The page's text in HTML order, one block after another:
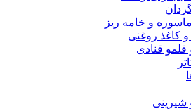
و خامه ریز
کاغذ روغنی
قنادی
شیرینی